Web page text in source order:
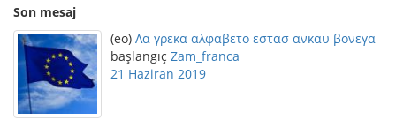
Son mesaj
(eo) Λα γρεκα αλφαβετο εστασ ανκαυ βονεγα
başlangıç Zam_franca
21 Haziran 2019